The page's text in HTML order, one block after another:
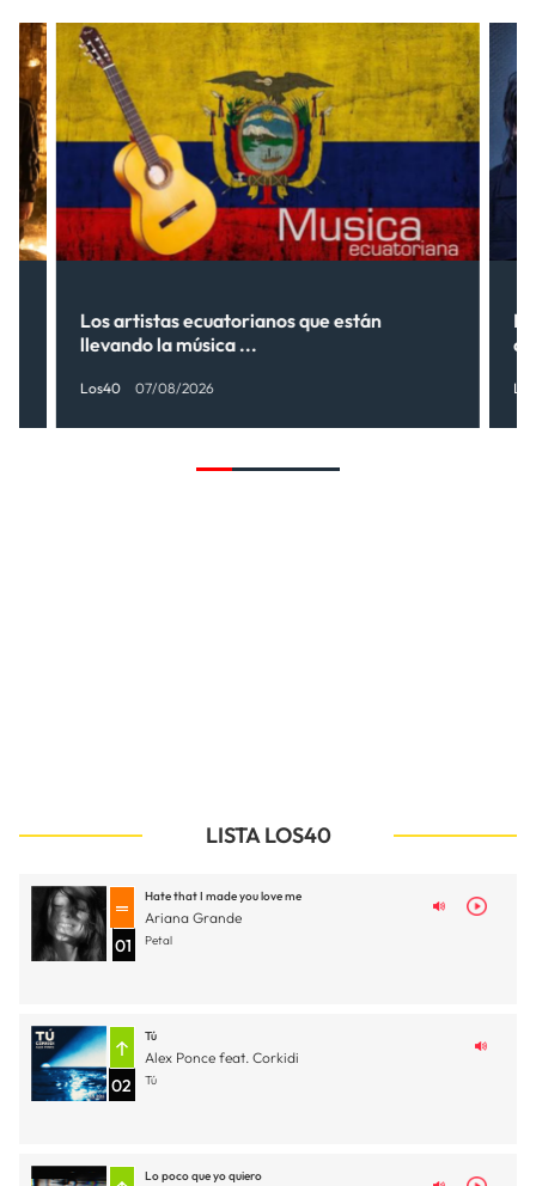
Los artistas ecuatorianos que están
llevando la música ...
Los40 07/08/2026
LISTA LOS40
01
Hate that I made you love me
Ariana Grande
Petal
02
Tú
Alex Ponce feat. Corkidi
Tú
Lo poco que yo quiero